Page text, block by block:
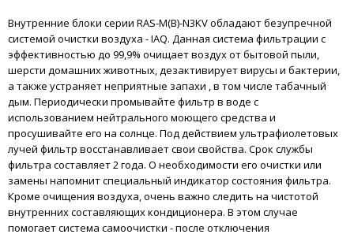
Внутренние блоки серии RAS-M(B)-N3KV обладают безупречной
системой очистки воздуха - IAQ. Данная система фильтрации с
эффективностью до 99,9% очищает воздух от бытовой пыли,
шерсти домашних животных, дезактивирует вирусы и бактерии,
а также устраняет неприятные запахи , в том числе табачный
дым. Периодически промывайте фильтр в воде с
использованием нейтрального моющего средства и
просушивайте его на солнце. Под действием ультрафиолетовых
лучей фильтр восстанавливает свои свойства. Срок службы
фильтра составляет 2 года. О необходимости его очистки или
замены напомнит специальный индикатор состояния фильтра.
Кроме очищения воздуха, очень важно следить на чистотой
внутренних составляющих кондиционера. В этом случае
помогает система самоочистки - после отключения